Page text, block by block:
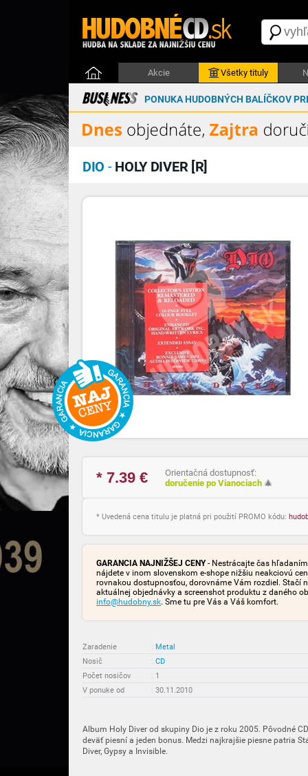
Akcie Všetky tituly
PONUKA HUDOBNÝCH BALÍČKOV
DIO - HOLY DIVER [R]
* 7.39 €
Orientačná dostupnosť:
doručenie po Vianociach 🎄
* Uvedená cena titulu je platná pri použití PROMO kódu:
GARANCIA NAJNIŽŠEJ CENY- Nestrácajte čas
nájdete v inom slovenskom e-shope nižšiu neakciovú
rovnakou dostupnosťou, dorovnáme Vám rozdiel. Stačí
aktuálnej objednávky a screenshot produktu z daného
info@hudobny.sk. Sme tu pre Vás a Váš komfort.
Zaradenie : Metal
Nosič
: CD
Počet nosičov
: 1
V ponuke od
: 30.11.2010
Album Holy Diver od skupiny Dio je z roku 2005. Pôvodné
deväť piesní a jeden bonus. Medzi najkrajšie piesne patria
Diver, Gypsy a Invisible.